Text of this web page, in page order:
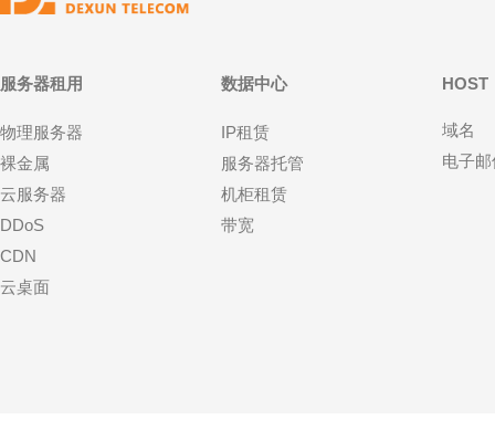
服务器租用
物理服务器
裸金属
云服务器
DDoS
CDN
云桌面
数据中心
IP租赁
服务器托管
机柜租赁
带宽
HOST
域名
电子